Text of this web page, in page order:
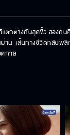
ตกต่างกันสุดขั้ว สองค
าน  เส้นทางชีวิตกลับพลิ
ดกาล